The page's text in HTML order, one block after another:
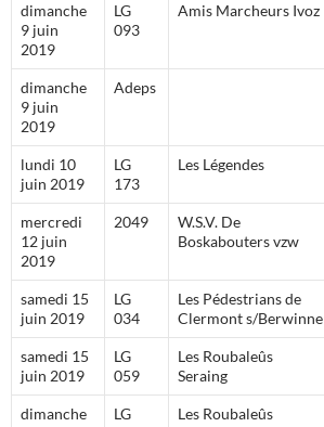
dimanche
9 juin
2019
LG
093
Amis Marcheurs Ivoz
dimanche
9 juin
2019
Adeps
lundi 10
juin 2019
LG
173
Les Légendes
mercredi
12 juin
2019
2049
W.S.V. De
Boskabouters vzw
samedi 15
juin 2019
LG
034
Les Pédestrians de
Clermont s/Berwinne
samedi 15
juin 2019
LG
059
Les Roubaleûs
Seraing
dimanche
LG
Les Roubaleûs